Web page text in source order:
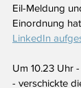
Eil-Meldung
Einordnung
LinkedIn
Um 10.23 Uhr
- verschickte